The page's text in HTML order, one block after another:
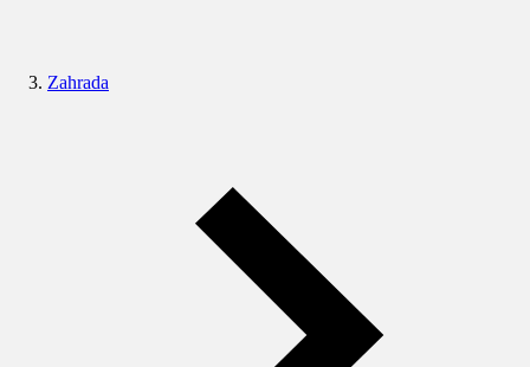
Zahrada